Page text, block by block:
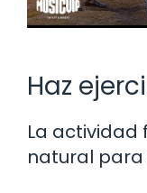
Haz
La actividad
natural para